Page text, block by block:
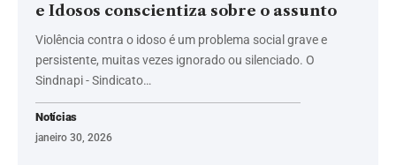
e Idosos conscientiza sobre o assunto
Violência contra o idoso é um problema social grave e
persistente, muitas vezes ignorado ou silenciado. O
Sindnapi - Sindicato…
Notícias
janeiro 30, 2026